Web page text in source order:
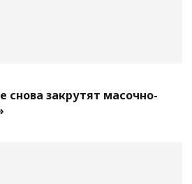
снова закрутят масочно-